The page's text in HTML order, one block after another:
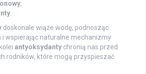
,
.
doskonale wiąże wodę, podnosząc
i wspierając naturalne mechanizmy
antyoksydanty chronią nas przed
rodników, które mogą przyspieszać